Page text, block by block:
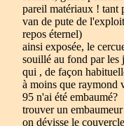
pareil matériaux ! tant
van de pute de
repos éternel)
ainsi exposée, le
souillé au fond par les
qui , de façon
à moins que raymond
95 n'ai été embaumé?
trouver un
on dévisse le